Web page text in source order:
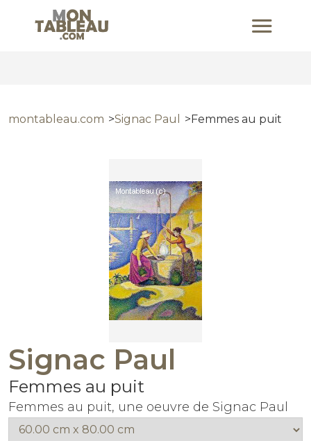
montableau.com Signac Paul Femmes au puit
Signac Paul
Femmes au puit
Femmes au puit, une oeuvre de Signac Paul